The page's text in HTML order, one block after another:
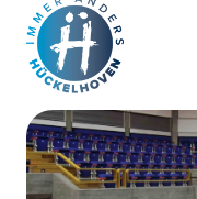
Zum Hauptinhalt springen